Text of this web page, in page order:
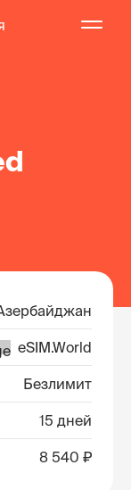
eSIM.World
Безлимит
15 дней
8 540 ₽